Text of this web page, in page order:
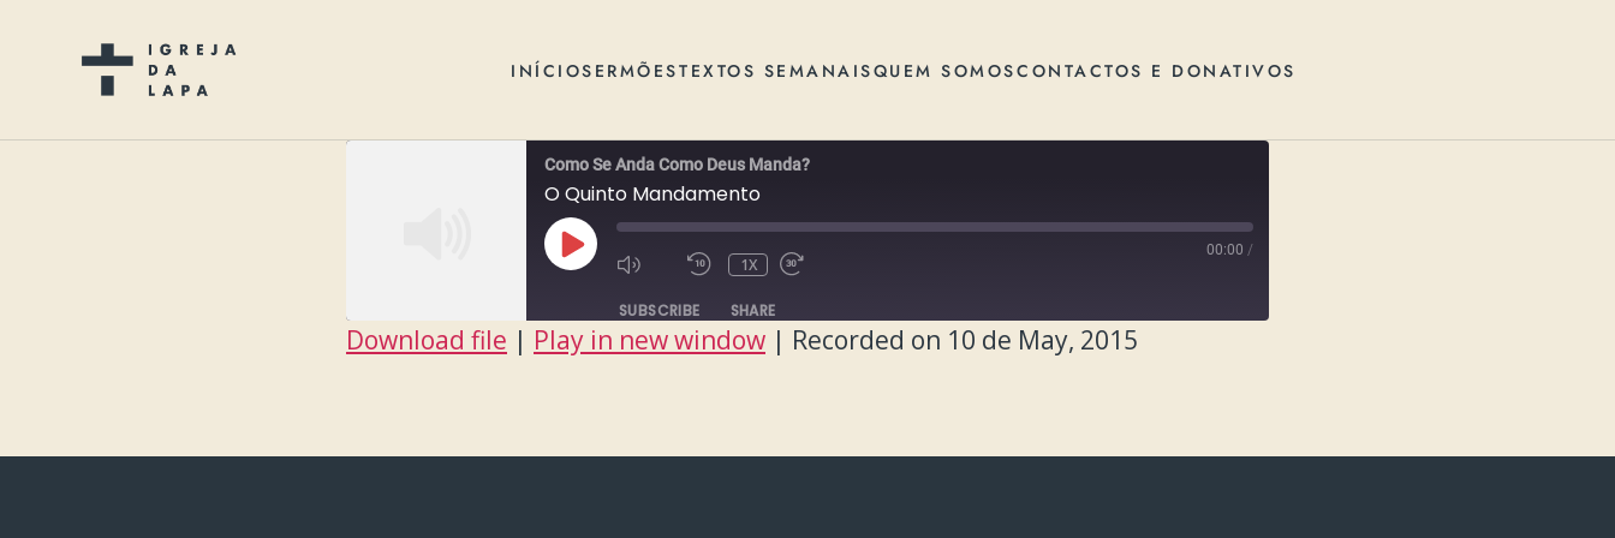
INÍCIOSERMÕESTEXTOS SEMANAISQUEM SOMOSCONTACTOS E DONATIVOS
Como Se Anda Como Deus Manda?
O Quinto Mandamento
PLAY
EPISODE
1X
00:00 /
SUBSCRIBE SHARE
Download file | Play in new window | Recorded on 10 de May, 2015